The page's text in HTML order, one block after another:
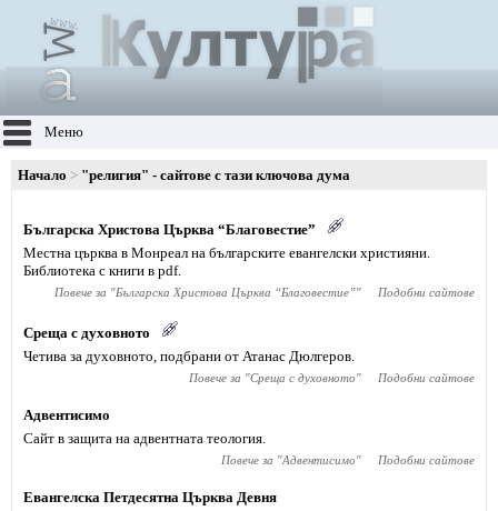
Меню
Начало "религия" - сайтове с тази ключова дума
Българска Христова Църква “Благовестие”
Местна църква в Монреал на българските евангелски християни.
Библиотека с книги в pdf.
Повече за "Българска Христова Църква “Благовестие”" Подобни сайтове
Среща с духовното
Четива за духовното, подбрани от Атанас Дюлгеров.
Повече за "Среща с духовното" Подобни сайтове
Адвентисимо
Сайт в защита на адвентната теология.
Повече за "Адвентисимо" Подобни сайтове
Евангелска Петдесятна Църква Девня